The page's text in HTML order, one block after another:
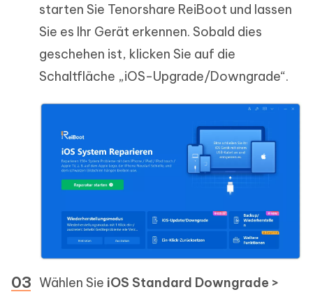
starten Sie Tenorshare ReiBoot und lassen
Sie es Ihr Gerät erkennen. Sobald dies
geschehen ist, klicken Sie auf die
Schaltfläche „iOS-Upgrade/Downgrade“.
Wählen Sie iOS Standard Downgrade >